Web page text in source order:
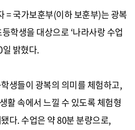
=국가보훈부(이하 보훈부)는 광복
학생을 대상으로 ‘나라사랑 수업
일 밝혔다.
생들이 광복의 의미를 체험하고,
활 속에서 느낄 수 있도록 체험형
다. 수업은 약 80분 분량으로,